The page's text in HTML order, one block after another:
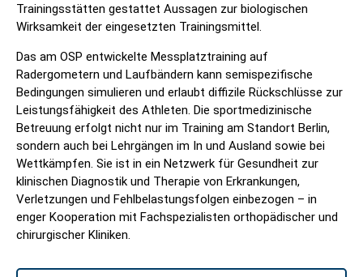
Trainingsstätten gestattet Aussagen zur biologischen
Wirksamkeit der eingesetzten Trainingsmittel.
Das am OSP entwickelte Messplatztraining auf
Radergometern und Laufbändern kann semispezifische
Bedingungen simulieren und erlaubt diffizile Rückschlüsse zur
Leistungsfähigkeit des Athleten. Die sportmedizinische
Betreuung erfolgt nicht nur im Training am Standort Berlin,
sondern auch bei Lehrgängen im In und Ausland sowie bei
Wettkämpfen. Sie ist in ein Netzwerk für Gesundheit zur
klinischen Diagnostik und Therapie von Erkrankungen,
Verletzungen und Fehlbelastungsfolgen einbezogen – in
enger Kooperation mit Fachspezialisten orthopädischer und
chirurgischer Kliniken.